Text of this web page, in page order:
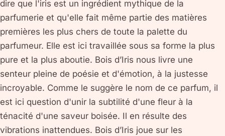
dire que l'iris est un ingrédient mythique de la
parfumerie et qu'elle fait même partie des matières
premières les plus chers de toute la palette du
parfumeur. Elle est ici travaillée sous sa forme la plus
pure et la plus aboutie. Bois d’Iris nous livre une
senteur pleine de poésie et d'émotion, à la justesse
incroyable. Comme le suggère le nom de ce parfum, il
est ici question d'unir la subtilité d'une fleur à la
ténacité d'une saveur boisée. Il en résulte des
vibrations inattendues. Bois d’Iris joue sur les